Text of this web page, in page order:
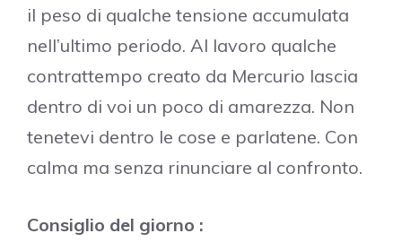
il peso di qualche tensione accumulata
nell’ultimo periodo. Al lavoro qualche
contrattempo creato da Mercurio lascia
dentro di voi un poco di amarezza. Non
tenetevi dentro le cose e parlatene. Con
calma ma senza rinunciare al confronto.
Consiglio del giorno :